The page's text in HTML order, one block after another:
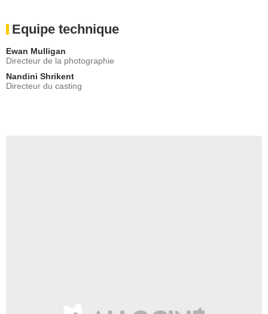
Equipe technique
Ewan Mulligan
Directeur de la photographie
Nandini Shrikent
Directeur du casting